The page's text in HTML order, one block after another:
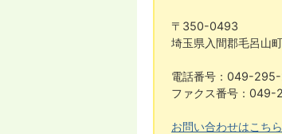
〒350-0493
埼玉県入間郡毛呂山
電話番号：049-295-
ファクス番号：049-
お問い合わせはこちら